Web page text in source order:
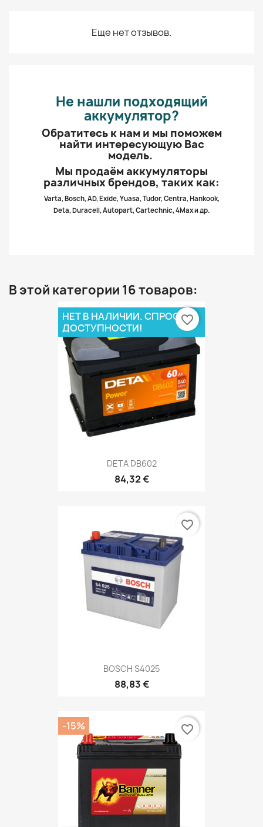
Еще нет отзывов.
Не нашли подходящий
аккумулятор?
Обратитесь к нам и мы поможем
найти интересующую Вас
модель.
Мы продаём аккумуляторы
различных брендов, таких как:
Varta, Bosch, AD, Exide, Yuasa, Tudor, Centra, Hankook,
Deta, Duracell, Autopart, Cartechnic, 4Max и др.
В этой категории 16 товаров:
DETA DB602
84,32 €
НЕТ В НАЛИЧИИ. СПРОСИ О
ДОСТУПНОСТИ!
favorite_border
BOSCH S4025
88,83 €
favorite_border
-15% favorite_border